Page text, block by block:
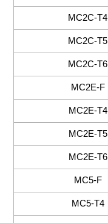
MC2C-T4
MC2C-T5
MC2C-T6
MC2E-F
MC2E-T4
MC2E-T5
MC2E-T6
MC5-F
MC5-T4